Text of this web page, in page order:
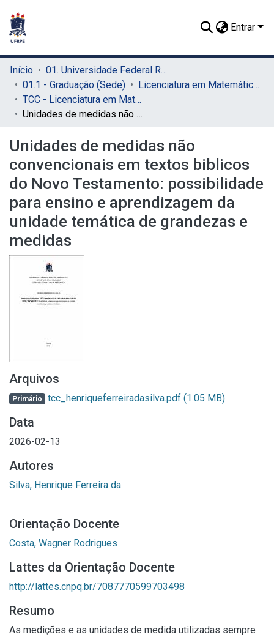
Entrar
Início
01. Universidade Federal Rural de Pernambuco - UFRPE (Sede)
01.1 - Graduação (Sede)
Licenciatura em Matemática (Sede)
TCC - Licenciatura em Matemática (Sede)
Unidades de medidas não convencionais em textos biblicos do Novo Testamento: possibilidade para ensino e aprendizagem da unidade temática de grandezas e medidas
Unidades de medidas não
convencionais em textos biblicos
do Novo Testamento: possibilidade
para ensino e aprendizagem da
unidade temática de grandezas e
medidas
Arquivos
Primário tcc_henriqueferreiradasilva.pdf (1.05 MB)
Data
2026-02-13
Autores
Silva, Henrique Ferreira da
Orientação Docente
Costa, Wagner Rodrigues
Lattes da Orientação Docente
http://lattes.cnpq.br/7087770599703498
Resumo
As medições e as unidades de medida utilizadas sempre